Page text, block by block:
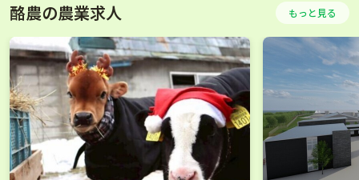
酪農の農業求人 もっと見る